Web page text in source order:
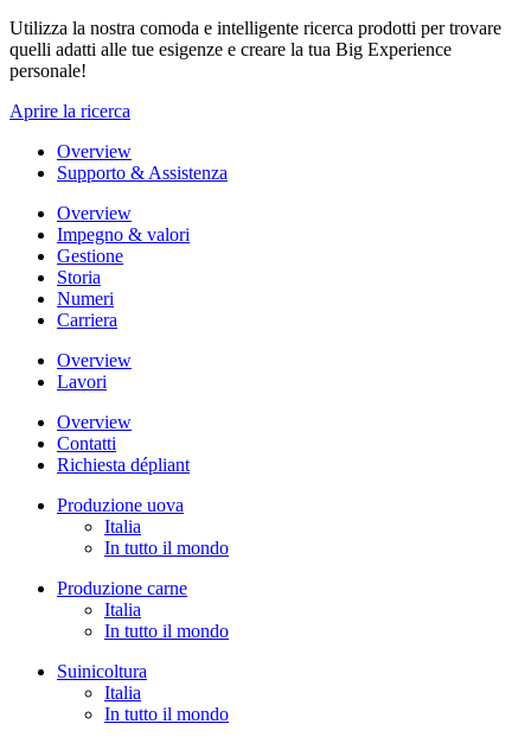
Utilizza la nostra comoda e intelligente ricerca prodotti per trovare
quelli adatti alle tue esigenze e creare la tua Big Experience
personale!
Aprire la ricerca
Overview
Supporto & Assistenza
Overview
Impegno & valori
Gestione
Storia
Numeri
Carriera
Overview
Lavori
Overview
Contatti
Richiesta dépliant
Produzione uova
Italia
In tutto il mondo
Produzione carne
Italia
In tutto il mondo
Suinicoltura
Italia
In tutto il mondo